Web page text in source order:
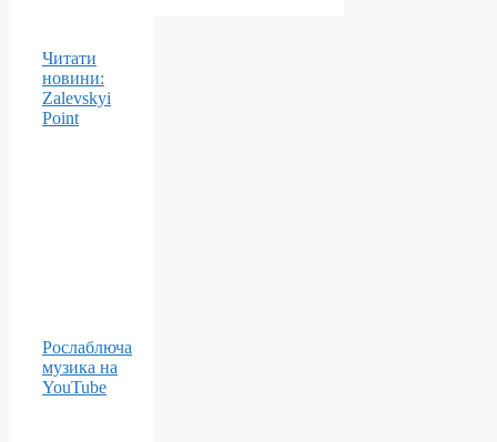
Читати
новини:
Zalevskyi
Point
Рослаблюча
музика на
YouTube